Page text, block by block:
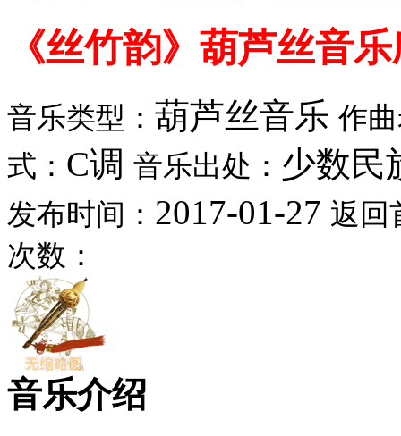
《丝竹韵》葫芦丝音
音乐类型： 葫芦丝音乐 作
式： C调 音乐出处： 少数民
发布时间： 2017-01-27 返回
次数：
音乐介绍